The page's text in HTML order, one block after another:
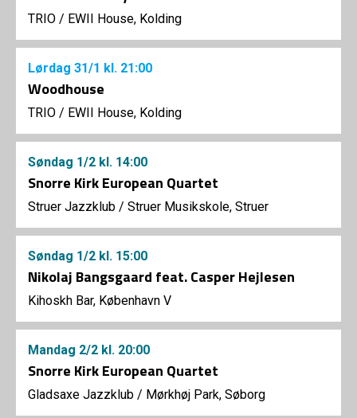
TRIO / EWII House, Kolding
Lørdag 31/1 kl. 21:00
Woodhouse
TRIO / EWII House, Kolding
Søndag 1/2 kl. 14:00
Snorre Kirk European Quartet
Struer Jazzklub / Struer Musikskole, Struer
Søndag 1/2 kl. 15:00
Nikolaj Bangsgaard feat. Casper Hejlesen
Kihoskh Bar, København V
Mandag 2/2 kl. 20:00
Snorre Kirk European Quartet
Gladsaxe Jazzklub / Mørkhøj Park, Søborg